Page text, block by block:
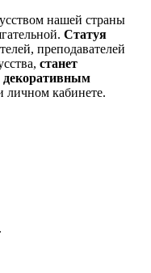
нашей страны
Статуя
преподавателей
станет
личном кабинете.